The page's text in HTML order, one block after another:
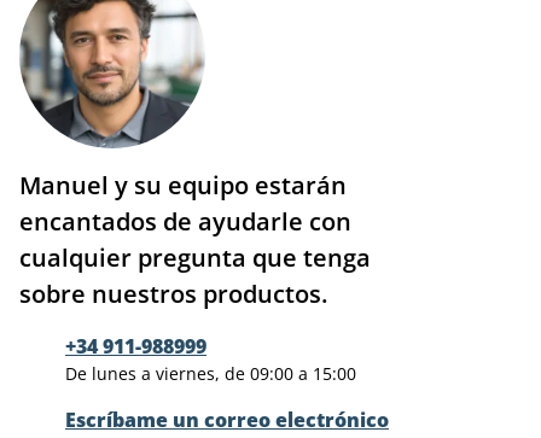
Manuel y su equipo estarán
encantados de ayudarle con
cualquier pregunta que tenga
sobre nuestros productos.
+34 911-988999
De lunes a viernes, de 09:00 a 15:00
Escríbame un correo electrónico